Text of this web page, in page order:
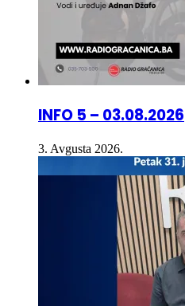
INFO 5 – 03.08.2026
3. Avgusta 2026.